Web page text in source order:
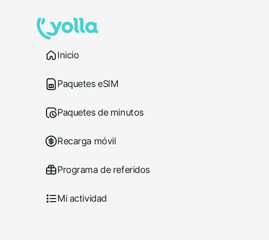
Inicio
Paquetes eSIM
Paquetes de minutos
Recarga móvil
Programa de referidos
Mi actividad